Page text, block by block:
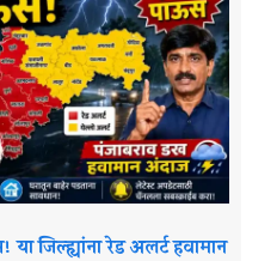
जिल्ह्यांना रेड अलर्ट हवामान